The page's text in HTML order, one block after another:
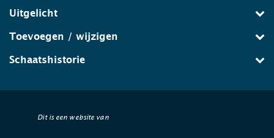
Uitgelicht
Toevoegen / wijzigen
Schaatshistorie
Dit is een website van